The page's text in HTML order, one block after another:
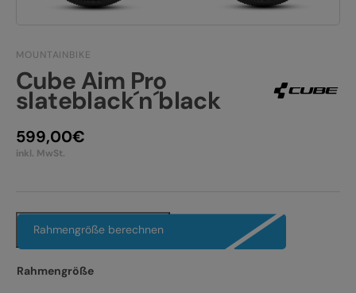
E-BIKE HARDTAIL
E-BIKE TOUR
Alle entdecken
KONTAKT
PRODUKTRÜCKRUFE
MOUNTAINBIKE
Cube Aim Pro
slateblack´n´black
599,00€
inkl. MwSt.
Rahmengröße berechnen
Rahmengröße